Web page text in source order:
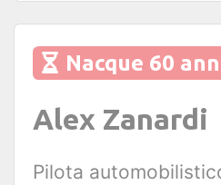
Nacque 60
Alex Zanardi
Pilota